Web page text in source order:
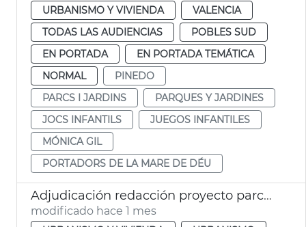
URBANISMO Y VIVIENDA
VALENCIA
TODAS LAS AUDIENCIAS
POBLES SUD
EN PORTADA
EN PORTADA TEMÁTICA
NORMAL
PINEDO
PARCS I JARDINS
PARQUES Y JARDINES
JOCS INFANTILS
JUEGOS INFANTILES
MÓNICA GIL
PORTADORS DE LA MARE DE DÉU
Adjudicación redacción proyecto parco infantil avenida Baleares
modificado hace 1 mes